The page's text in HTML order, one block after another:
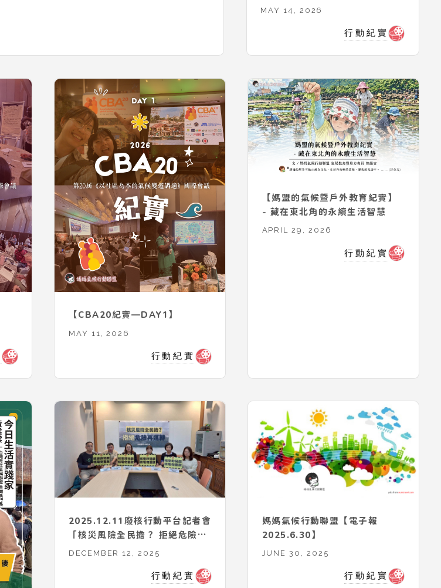
MAY 14, 2026
行動紀實
【CBA20紀實—DAY1】
MAY 11, 2026
行動紀實
【媽盟的氣候暨戶外教育紀實】
- 藏在東北角的永續生活智慧
APRIL 29, 2026
行動紀實
2025.12.11廢核行動平台記者會
「核災風險全民擔？ 拒絕危險再
運轉」
DECEMBER 12, 2025
行動紀實
媽媽氣候行動聯盟【電子報
2025.6.30】
JUNE 30, 2025
行動紀實